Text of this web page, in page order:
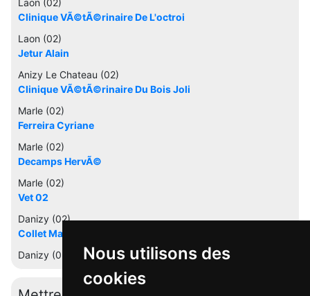
Nous utilisons des
cookies
Clinique VÃ©tÃ©rinaire De L'octroi
Laon (02)
Jetur Alain
Anizy Le Chateau (02)
Clinique VÃ©tÃ©rinaire Du Bois Joli
Marle (02)
Ferreira Cyriane
Marle (02)
Decamps HervÃ©
Marle (02)
Vet 02
Danizy (02)
Collet Mathieu
Danizy (02)